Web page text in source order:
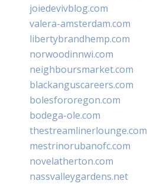
joiedevivblog.com
valera-amsterdam.com
libertybrandhemp.com
norwoodinnwi.com
neighboursmarket.com
blackanguscareers.com
bolesfororegon.com
bodega-ole.com
thestreamlinerlounge.com
mestrinorubanofc.com
novelatherton.com
nassvalleygardens.net